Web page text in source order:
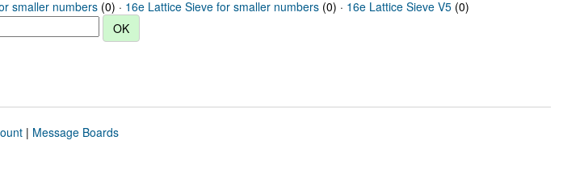
smaller numbers (0) · 16e Lattice Sieve for smaller numbers (0) · 16e Lattice Sieve V5 (0)
| Message Boards